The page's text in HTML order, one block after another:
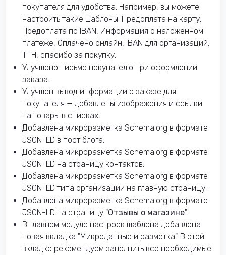
покупателя для удобства. Например, вы можете
настроить такие шаблоны: Предоплата на карту,
Предоплата по IBAN, Информация о наложенном
платеже, Оплачено онлайн, IBAN для организаций,
ТТН, спасибо за покупку.
Улучшено письмо покупателю при оформлении
заказа.
Улучшен вывод информации о заказе для
покупателя — добавлены изображения и ссылки
на товары в списках.
Добавлена микроразметка Schema.org в формате
JSON-LD в пост блога.
Добавлена микроразметка Schema.org в формате
JSON-LD на страницу контактов.
Добавлена микроразметка Schema.org в формате
JSON-LD типа организации на главную страницу.
Добавлена микроразметка Schema.org в формате
JSON-LD на страницу "Отзывы о магазине".
В главном модуле настроек шаблона добавлена
новая вкладка "Микроданные и разметка". В этой
вкладке рекомендуем заполнить все необходимые